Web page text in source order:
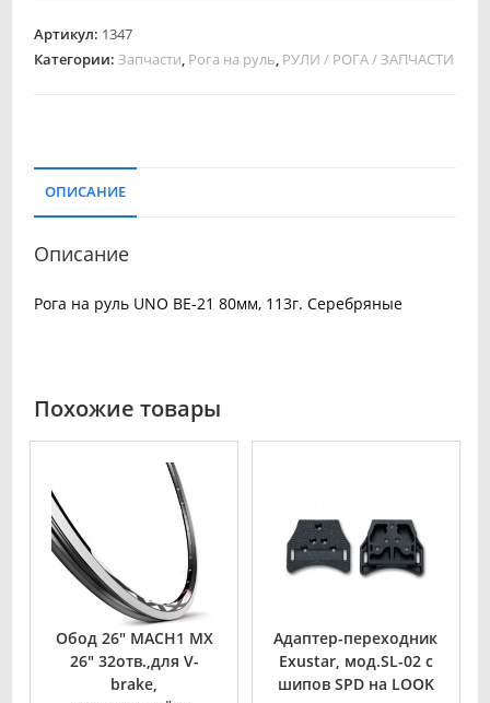
Артикул: 1347
Категории:Запчасти, Рога на руль, РУЛИ / РОГА / ЗАПЧАСТИ
ОПИСАНИЕ
Описание
Рога на руль UNO BE-21 80мм, 113г. Серебряные
Похожие товары
Обод 26″ MACH1 MX
26″ 32отв.,для V-
brake,
Адаптер-переходник
Exustar, мод.SL-02 с
шипов SPD на LOOK